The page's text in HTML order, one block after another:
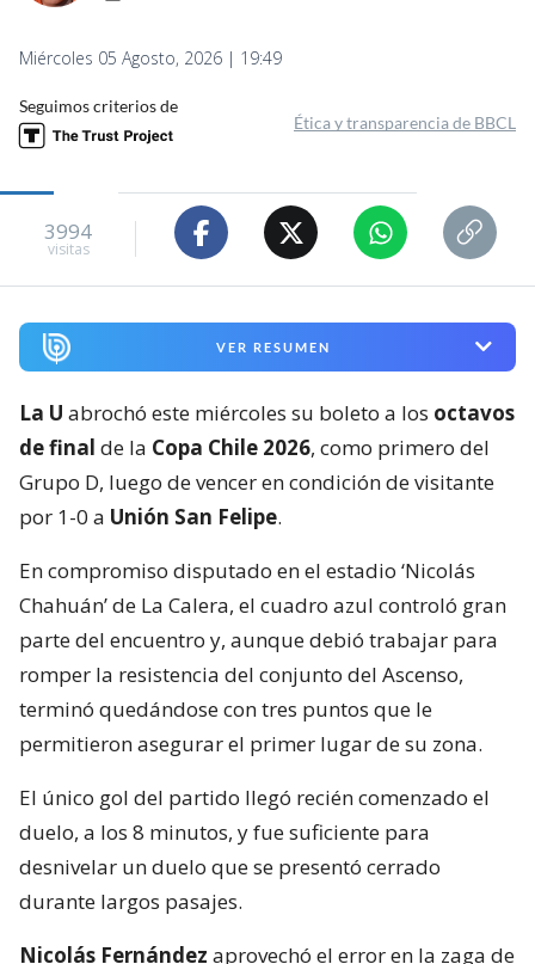
Miércoles 05 Agosto, 2026 | 19:49
Seguimos criterios de
Ética y transparencia de BBCL
3994
visitas
VER RESUMEN
La U abrochó este miércoles su boleto a los octavos
de final de la Copa Chile 2026, como primero del
Grupo D, luego de vencer en condición de visitante
por 1-0 a Unión San Felipe.
En compromiso disputado en el estadio ‘Nicolás
Chahuán’ de La Calera, el cuadro azul controló gran
parte del encuentro y, aunque debió trabajar para
romper la resistencia del conjunto del Ascenso,
terminó quedándose con tres puntos que le
permitieron asegurar el primer lugar de su zona.
El único gol del partido llegó recién comenzado el
duelo, a los 8 minutos, y fue suficiente para
desnivelar un duelo que se presentó cerrado
durante largos pasajes.
Nicolás Fernández aprovechó el error en la zaga de